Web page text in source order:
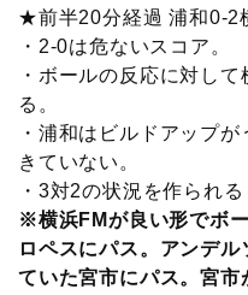
★前半20分経過 浦和0-2
・2-0は危ないスコア。
・ボールの反応に対し
る。
・浦和はビルドアップ
きていない。
・3対2の状況を作られ
※横浜FMが良い形でボ
ロペスにパス。アンデ
ていた宮市にパス。宮